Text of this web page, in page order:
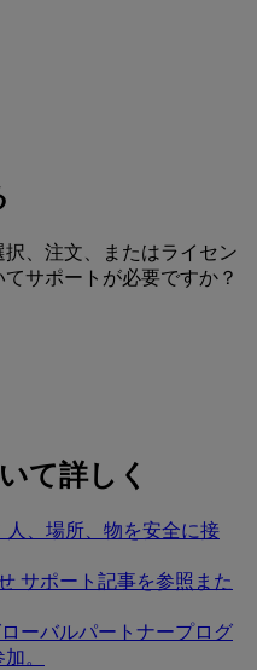
、注文、またはライセン
サポートが必要ですか？
て詳しく
人、場所、物を安全に接
サポート記事を参照また
ローバルパートナープログ
。